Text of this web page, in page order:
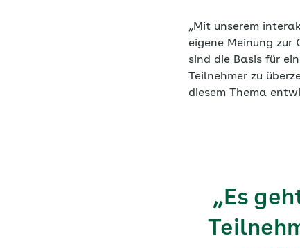
„Mit unserem
eigene Meinung zur
sind die Basis für
Teilnehmer zu
diesem Thema
„Es